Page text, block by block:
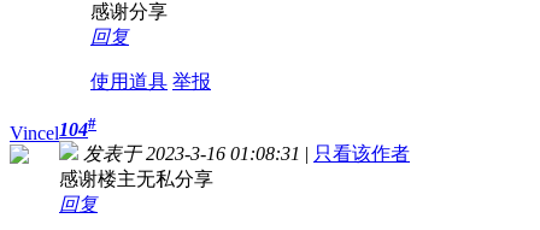
感谢分享
回复
使用道具 举报
Vincel104#
发表于 2023-3-16 01:08:31 | 只看该作者
感谢楼主无私分享
回复